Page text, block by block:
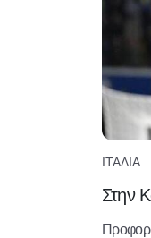
ΙΤΑΛΊΑ
Στην